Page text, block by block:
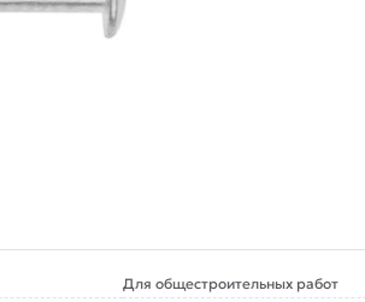
Для общестроительных работ